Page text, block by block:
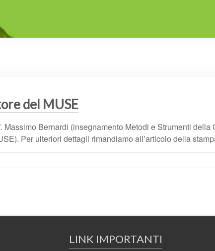
del MUSE
Bernardi (insegnamento Metodi e Strumenti
Per ulteriori dettagli rimandiamo all’articolo della
LINK IMPORTANTI